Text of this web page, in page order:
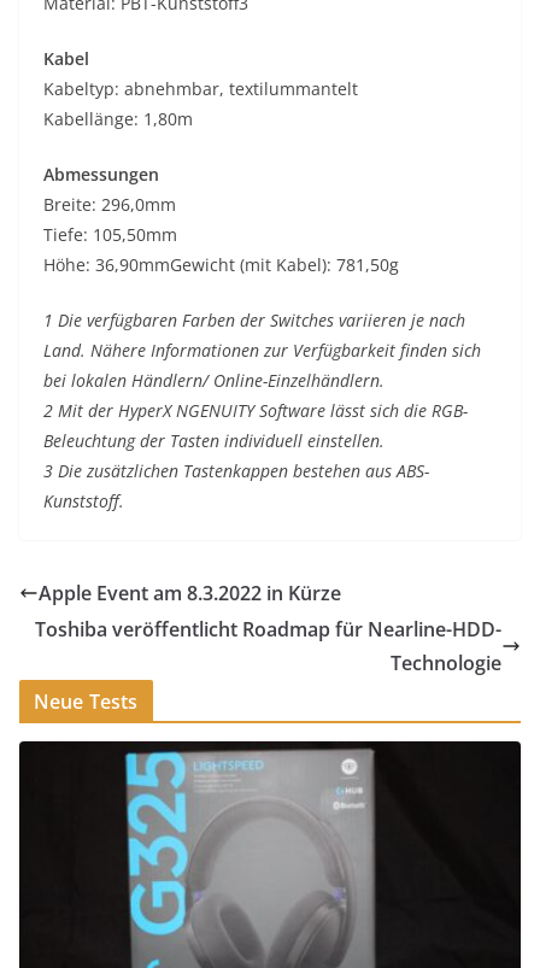
Kabel
Kabeltyp: abnehmbar, textilummantelt
Kabellänge: 1,80m
Abmessungen
Breite: 296,0mm
Tiefe: 105,50mm
Höhe: 36,90mmGewicht (mit Kabel): 781,50g
1 Die verfügbaren Farben der Switches variieren je nach
Land. Nähere Informationen zur Verfügbarkeit finden sich
bei lokalen Händlern/ Online-Einzelhändlern.
2 Mit der HyperX NGENUITY Software lässt sich die RGB-
Beleuchtung der Tasten individuell einstellen.
3 Die zusätzlichen Tastenkappen bestehen aus ABS-
Kunststoff.
Apple Event am 8.3.2022 in Kürze
Toshiba veröffentlicht Roadmap für Nearline-HDD-
Technologie
Neue Tests